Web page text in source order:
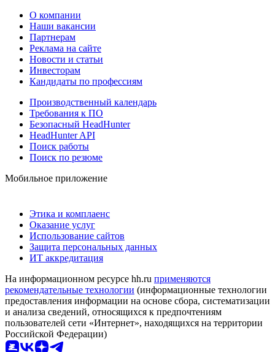
О компании
Наши вакансии
Партнерам
Реклама на сайте
Новости и статьи
Инвесторам
Кандидаты по профессиям
Производственный календарь
Требования к ПО
Безопасный HeadHunter
HeadHunter API
Поиск работы
Поиск по резюме
Мобильное приложение
Этика и комплаенс
Оказание услуг
Использование сайтов
Защита персональных данных
ИТ аккредитация
На информационном ресурсе hh.ru применяются
рекомендательные технологии (информационные технологии
предоставления информации на основе сбора, систематизации
и анализа сведений, относящихся к предпочтениям
пользователей сети «Интернет», находящихся на территории
Российской Федерации)